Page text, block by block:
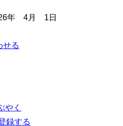
年 4月 1日
せる
やく
録する